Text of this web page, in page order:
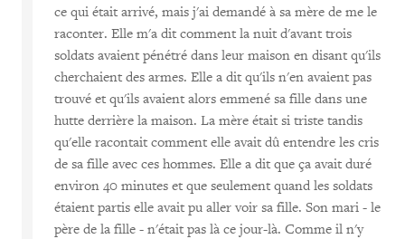
ce qui était arrivé, mais j'ai demandé à sa mère de me le
raconter. Elle m'a dit comment la nuit d'avant trois
soldats avaient pénétré dans leur maison en disant qu'ils
cherchaient des armes. Elle a dit qu'ils n'en avaient pas
trouvé et qu'ils avaient alors emmené sa fille dans une
hutte derrière la maison. La mère était si triste tandis
qu'elle racontait comment elle avait dû entendre les cris
de sa fille avec ces hommes. Elle a dit que ça avait duré
environ 40 minutes et que seulement quand les soldats
étaient partis elle avait pu aller voir sa fille. Son mari - le
père de la fille - n'était pas là ce jour-là. Comme il n'y